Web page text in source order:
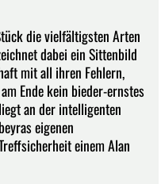
die vielfältigsten Arten
dabei ein Sittenbild
mit all ihren Fehlern,
Ende kein bieder-ernstes
an der intelligenten
eigenen
einem Alan